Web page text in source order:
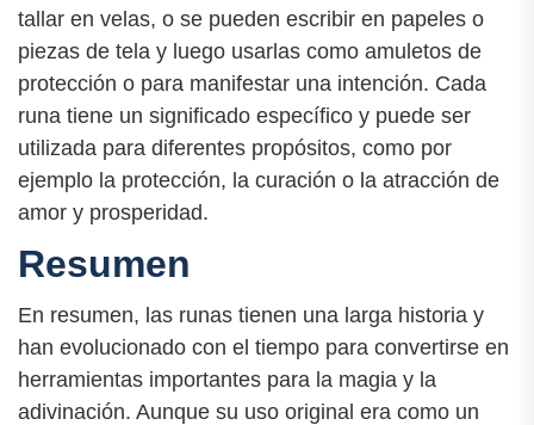
tallar en velas, o se pueden escribir en papeles o
piezas de tela y luego usarlas como amuletos de
protección o para manifestar una intención. Cada
runa tiene un significado específico y puede ser
utilizada para diferentes propósitos, como por
ejemplo la protección, la curación o la atracción de
amor y prosperidad.
Resumen
En resumen, las runas tienen una larga historia y
han evolucionado con el tiempo para convertirse en
herramientas importantes para la magia y la
adivinación. Aunque su uso original era como un